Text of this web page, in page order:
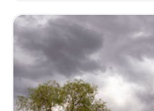
的な探検家の一人であ